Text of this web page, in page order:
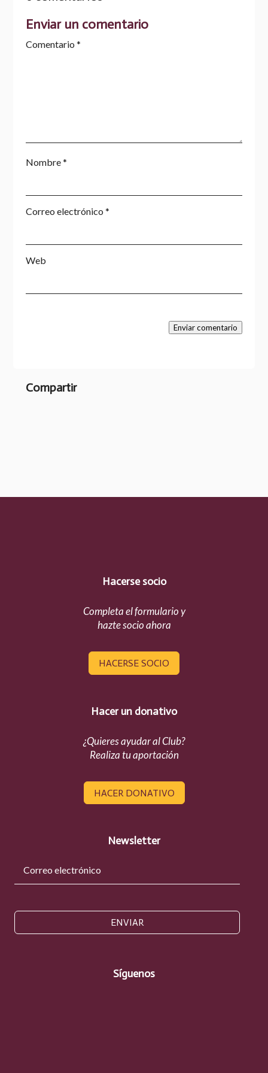
Enviar un comentario
Comentario *
Nombre*
Correo electrónico *
Web
Enviar comentario
Compartir
Hacerse socio
Completa el formulario y
hazte socio ahora
HACERSE SOCIO
Hacer un donativo
¿Quieres ayudar al Club?
Realiza tu aportación
HACER DONATIVO
Newsletter
ENVIAR
Síguenos